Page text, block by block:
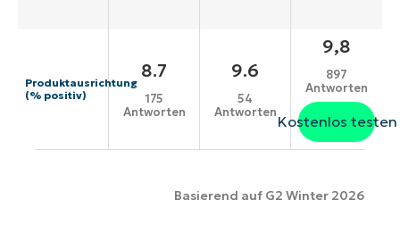
Produktausrichtung
(% positiv)
8.7
175
Antworten
9.6
54
Antworten
9,8
897
Antworten
Kostenlos testen
Basierend auf G2 Winter 2026